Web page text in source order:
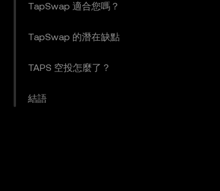
TapSwap 適合您嗎？
TapSwap 的潛在缺點
TAPS 空投怎麼了？
結語